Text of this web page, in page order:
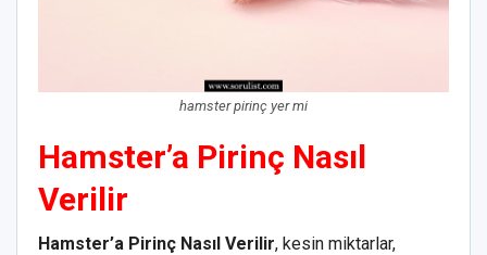
hamster pirinç yer mi
Hamster’a Pirinç Nasıl
Verilir
Hamster’a Pirinç Nasıl Verilir, kesin miktarlar,